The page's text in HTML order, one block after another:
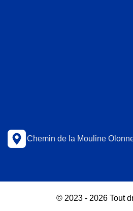
Chemin de la Mouline
© 2023 - 2026 Tout